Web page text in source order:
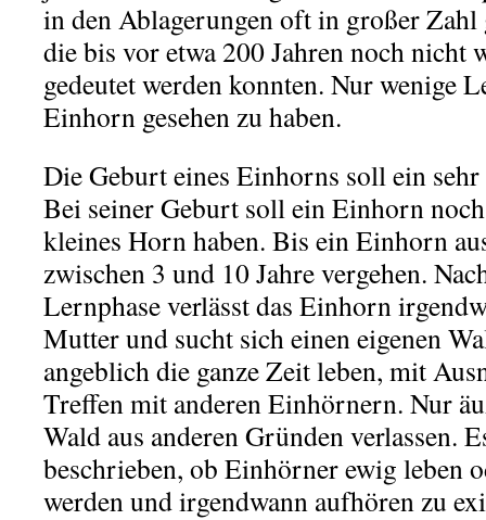
in den Ablagerungen oft in großer
die bis vor etwa 200 Jahren noch nicht
gedeutet werden konnten. Nur wenige
Einhorn gesehen zu haben.
Die Geburt eines Einhorns soll ein
Bei seiner Geburt soll ein Einhorn
kleines Horn haben. Bis ein Einhorn
zwischen 3 und 10 Jahre vergehen.
Lernphase verlässt das Einhorn
Mutter und sucht sich einen eigenen
angeblich die ganze Zeit leben, mit
Treffen mit anderen Einhörnern. Nur
Wald aus anderen Gründen verlassen.
beschrieben, ob Einhörner ewig leben
werden und irgendwann aufhören zu